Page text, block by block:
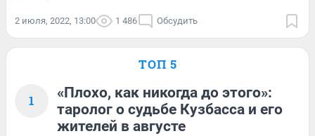
2 июля, 2022, 13:00 1 486 Обсудить
ТОП 5
1
«Плохо, как никогда до этого»:
таролог о судьбе Кузбасса и его
жителей в августе